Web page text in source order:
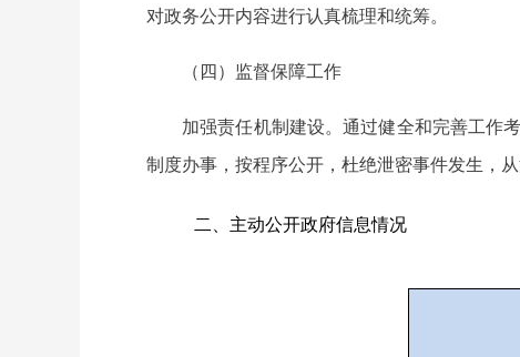
对政务公开内容进行认真梳理和统筹。
（四）监督保障工作
加强责任机制建设。通过健全和完善工作
制度办事，按程序公开，杜绝泄密事件发生，
二、主动公开政府信息情况